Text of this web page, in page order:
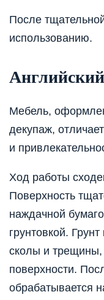
После
использованию.
Мебель,
декупаж,
и
Ход работы
Поверхность
наждачной
грунтовкой.
сколы и
поверхности.
обрабатывается